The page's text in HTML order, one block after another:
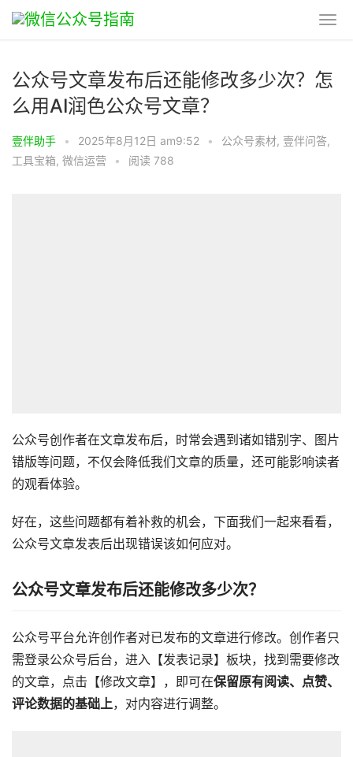
公众号文章发布后还能修改多少次？怎
么用AI润色公众号文章？
壹伴助手 • 2025年8月12日 am9:52 • 公众号素材, 壹伴问答,
工具宝箱, 微信运营 • 阅读 788
公众号创作者在文章发布后，时常会遇到诸如错别字、图片
错版等问题，不仅会降低我们文章的质量，还可能影响读者
的观看体验。
好在，这些问题都有着补救的机会，下面我们一起来看看，
公众号文章发表后出现错误该如何应对。
公众号文章发布后还能修改多少次？
公众号平台允许创作者对已发布的文章进行修改。创作者只
需登录公众号后台，进入【发表记录】板块，找到需要修改
的文章，点击【修改文章】，即可在保留原有阅读、点赞、
评论数据的基础上，对内容进行调整。